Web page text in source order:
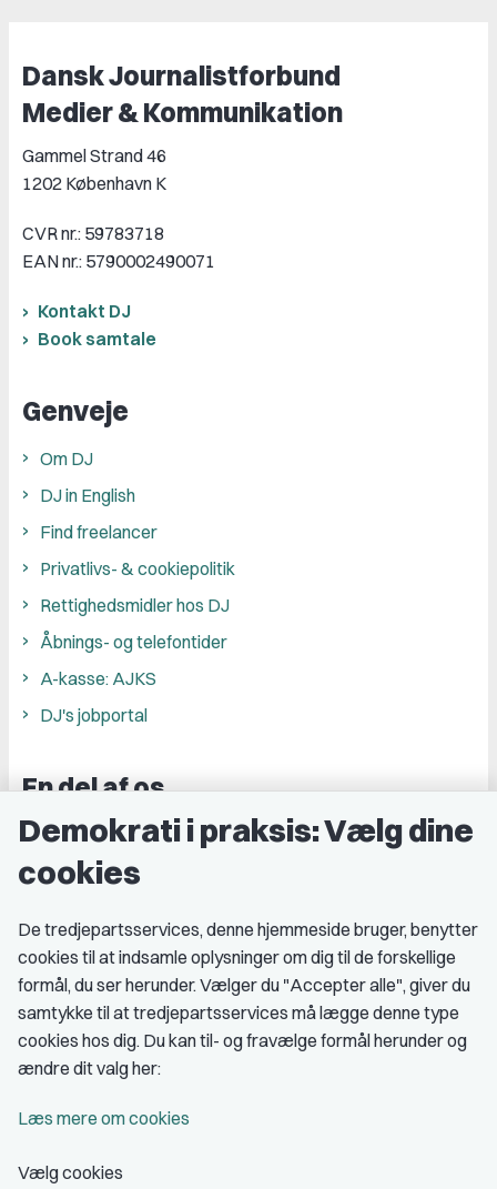
Dansk Journalistforbund
Medier & Kommunikation
Gammel Strand 46
1202 København K
CVR nr.: 59783718
EAN nr.: 5790002490071
Kontakt DJ
Book samtale
Genveje
Om DJ
DJ in English
Find freelancer
Privatlivs- & cookiepolitik
Rettighedsmidler hos DJ
Åbnings- og telefontider
A-kasse: AJKS
DJ's jobportal
En del af os
Grupper og kredse
Studenterorganisationer
Medlemskab
Fordele som medlem
Kontingent
Demokrati i praksis: Vælg dine
cookies
De tredjepartsservices, denne hjemmeside bruger, benytter
cookies til at indsamle oplysninger om dig til de forskellige
formål, du ser herunder. Vælger du "Accepter alle", giver du
samtykke til at tredjepartsservices må lægge denne type
cookies hos dig. Du kan til- og fravælge formål herunder og
ændre dit valg her:
Læs mere om cookies
Vælg cookies